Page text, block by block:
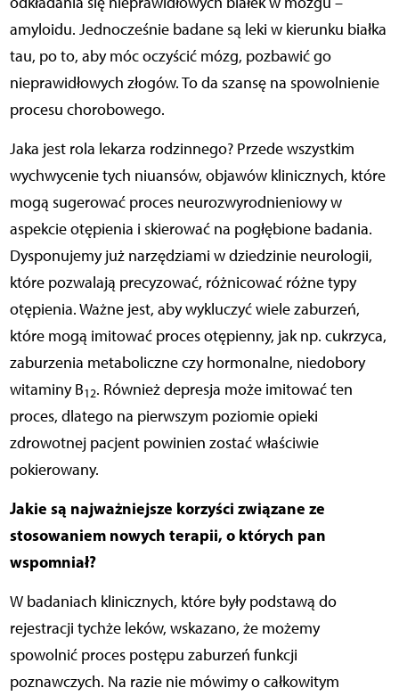
amyloidu. Jednocześnie badane są leki w kierunku białka
tau, po to, aby móc oczyścić mózg, pozbawić go
nieprawidłowych złogów. To da szansę na spowolnienie
procesu chorobowego.
Jaka jest rola lekarza rodzinnego? Przede wszystkim
wychwycenie tych niuansów, objawów klinicznych, które
mogą sugerować proces neurozwyrodnieniowy w
aspekcie otępienia i skierować na pogłębione badania.
Dysponujemy już narzędziami w dziedzinie neurologii,
które pozwalają precyzować, różnicować różne typy
otępienia. Ważne jest, aby wykluczyć wiele zaburzeń,
które mogą imitować proces otępienny, jak np. cukrzyca,
zaburzenia metaboliczne czy hormonalne, niedobory
witaminy B12. Również depresja może imitować ten
proces, dlatego na pierwszym poziomie opieki
zdrowotnej pacjent powinien zostać właściwie
pokierowany.
Jakie są najważniejsze korzyści związane ze
stosowaniem nowych terapii, o których pan
wspomniał?
W badaniach klinicznych, które były podstawą do
rejestracji tychże leków, wskazano, że możemy
spowolnić proces postępu zaburzeń funkcji
poznawczych. Na razie nie mówimy o całkowitym